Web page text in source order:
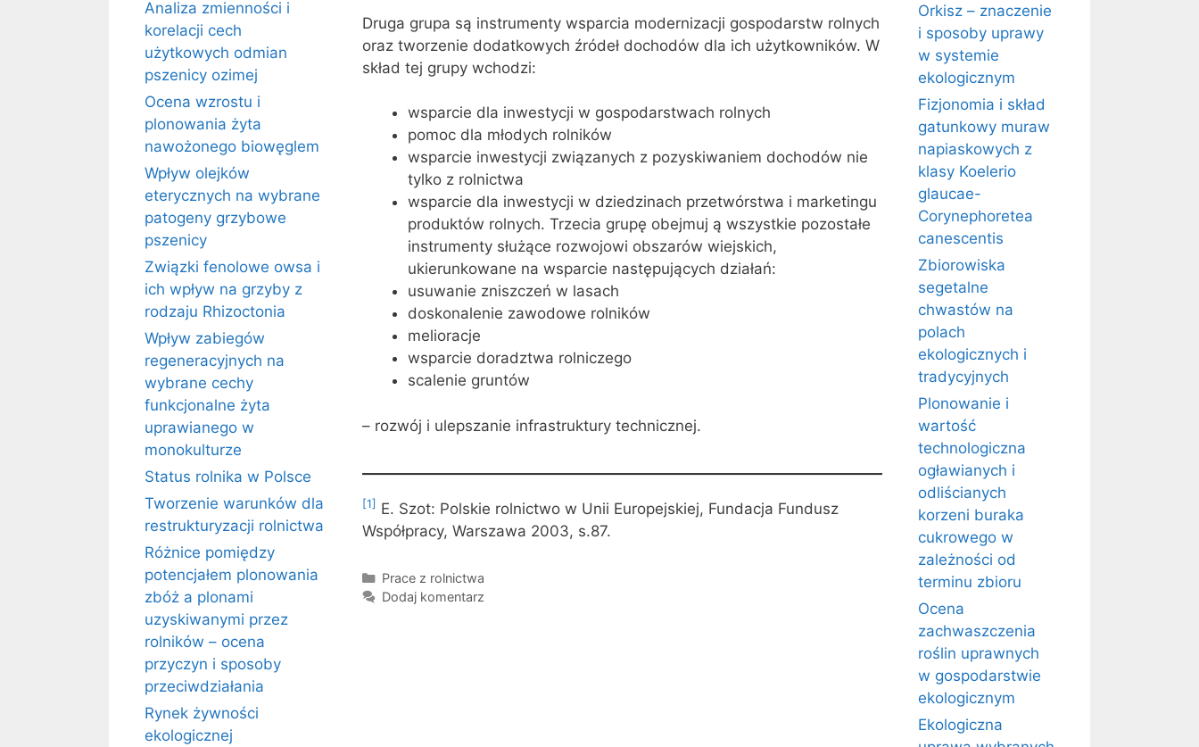
Druga grupa są instrumenty wsparcia modernizacji gospodarstw rolnych
oraz tworzenie dodatkowych źródeł dochodów dla ich użytkowników. W
skład tej grupy wchodzi:
wsparcie dla inwestycji w gospodarstwach rolnych
pomoc dla młodych rolników
wsparcie inwestycji związanych z pozyskiwaniem dochodów nie
tylko z rolnictwa
wsparcie dla inwestycji w dziedzinach przetwórstwa i marketingu
produktów rolnych. Trzecia grupę obejmuj ą wszystkie pozostałe
instrumenty służące rozwojowi obszarów wiejskich,
ukierunkowane na wsparcie następujących działań:
usuwanie zniszczeń w lasach
doskonalenie zawodowe rolników
melioracje
wsparcie doradztwa rolniczego
scalenie gruntów
– rozwój i ulepszanie infrastruktury technicznej.
[1] E. Szot: Polskie rolnictwo w Unii Europejskiej, Fundacja Fundusz
Współpracy, Warszawa 2003, s.87.
Kategorie
Prace z rolnictwa
Dodaj komentarz
Analiza zmienności i
korelacji cech
użytkowych odmian
pszenicy ozimej
Ocena wzrostu i
plonowania żyta
nawożonego biowęglem
Wpływ olejków
eterycznych na wybrane
patogeny grzybowe
pszenicy
Związki fenolowe owsa i
ich wpływ na grzyby z
rodzaju Rhizoctonia
Wpływ zabiegów
regeneracyjnych na
wybrane cechy
funkcjonalne żyta
uprawianego w
monokulturze
Status rolnika w Polsce
Tworzenie warunków dla
restrukturyzacji rolnictwa
Różnice pomiędzy
potencjałem plonowania
zbóż a plonami
uzyskiwanymi przez
rolników – ocena
przyczyn i sposoby
przeciwdziałania
Rynek żywności
ekologicznej
Orkisz – znaczenie
i sposoby uprawy
w systemie
ekologicznym
Fizjonomia i skład
gatunkowy muraw
napiaskowych z
klasy Koelerio
glaucae-
Corynephoretea
canescentis
Zbiorowiska
segetalne
chwastów na
polach
ekologicznych i
tradycyjnych
Plonowanie i
wartość
technologiczna
ogławianych i
odliścianych
korzeni buraka
cukrowego w
zależności od
terminu zbioru
Ocena
zachwaszczenia
roślin uprawnych
w gospodarstwie
ekologicznym
Ekologiczna